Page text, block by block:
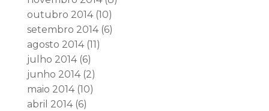
outubro 2014(10)
setembro 2014(6)
agosto 2014(11)
julho 2014(6)
junho 2014(2)
maio 2014(10)
abril 2014(6)